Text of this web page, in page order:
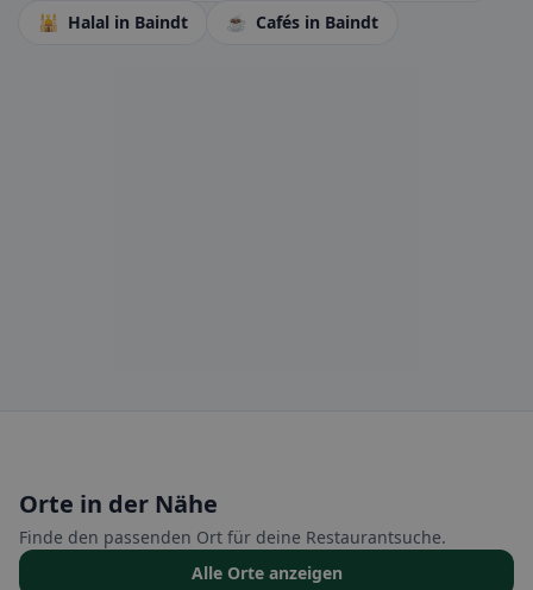
🕌 Halal in Baindt ☕ Cafés in Baindt
Orte in der Nähe
Finde den passenden Ort für deine Restaurantsuche.
Alle Orte anzeigen